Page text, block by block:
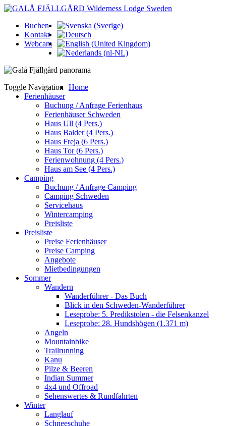
Buchen
Kontakt
Webcam
Toggle Navigation
Home
Ferienhäuser
Buchung / Anfrage Ferienhaus
Ferienhäuser Schweden
Haus Ull (4 Pers.)
Haus Balder (4 Pers.)
Haus Freja (6 Pers.)
Haus Tor (6 Pers.)
Ferienwohnung (4 Pers.)
Haus am See (4 Pers.)
Camping
Buchung / Anfrage Camping
Camping Schweden
Servicehaus
Wintercamping
Preisliste
Preisliste
Preise Ferienhäuser
Preise Camping
Angebote
Mietbedingungen
Sommer
Wandern
Wanderführer - Das Buch
Blick in den Schweden-Wanderführer
Leseprobe: 5. Predikstolen - die Felsenkanzel
Leseprobe: 28. Hundshögen (1.371 m)
Angeln
Mountainbike
Trailrunning
Kanu
Pilze & Beeren
Indian Summer
4x4 und Offroad
Sehenswertes & Rundfahrten
Winter
Langlauf
Schneeschuhe